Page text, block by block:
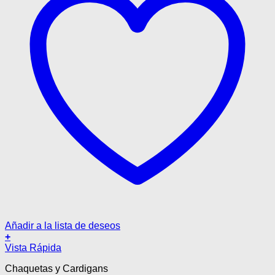
Añadir a la lista de deseos
+
Este
tiene
Vista Rápida
Chaquetas y Cardigans